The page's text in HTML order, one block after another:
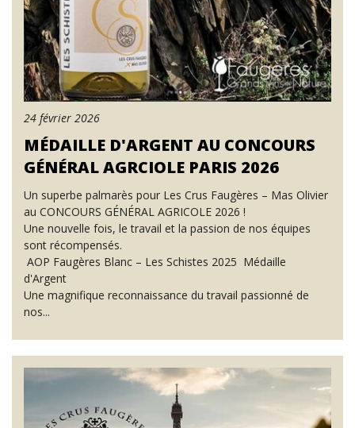
24 février 2026
MÉDAILLE D'ARGENT AU CONCOURS
GÉNÉRAL AGRCIOLE PARIS 2026
Un superbe palmarès pour Les Crus Faugères – Mas Olivier
au CONCOURS GÉNÉRAL AGRICOLE 2026 !
Une nouvelle fois, le travail et la passion de nos équipes
sont récompensés.
AOP Faugères Blanc – Les Schistes 2025 Médaille
d'Argent
Une magnifique reconnaissance du travail passionné de
nos...